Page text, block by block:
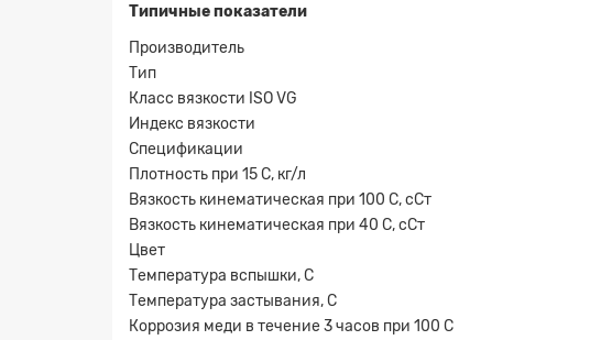
Типичныепоказатели
Производитель
Тип
Класс вязкости ISO VG
Индекс вязкости
Спецификации
Плотность при 15 С, кг/л
Вязкость кинематическая при 100 С, сСт
Вязкость кинематическая при 40 С, сСт
Цвет
Температура вспышки, С
Температура застывания, С
Коррозия меди в течение 3 часов при 100 С